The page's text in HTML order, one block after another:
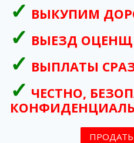
ВЫКУПИМ
ВЫЕЗД
ВЫПЛАТЫ
ЧЕСТНО,